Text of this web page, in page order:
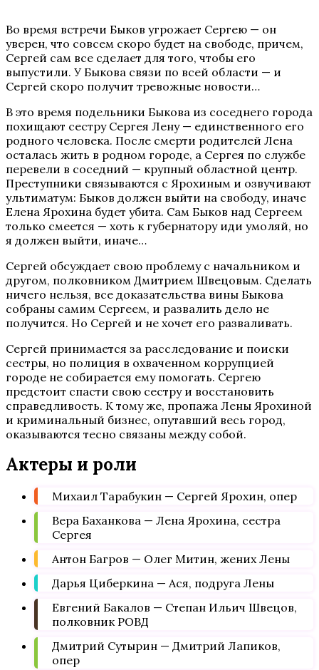
Во время встречи Быков угрожает Сергею — он
уверен, что совсем скоро будет на свободе, причем,
Сергей сам все сделает для того, чтобы его
выпустили. У Быкова связи по всей области — и
Сергей скоро получит тревожные новости…
В это время подельники Быкова из соседнего города
похищают сестру Сергея Лену — единственного его
родного человека. После смерти родителей Лена
осталась жить в родном городе, а Сергея по службе
перевели в соседний — крупный областной центр.
Преступники связываются с Ярохиным и озвучивают
ультиматум: Быков должен выйти на свободу, иначе
Елена Ярохина будет убита. Сам Быков над Сергеем
только смеется — хоть к губернатору иди умоляй, но
я должен выйти, иначе…
Сергей обсуждает свою проблему с начальником и
другом, полковником Дмитрием Швецовым. Сделать
ничего нельзя, все доказательства вины Быкова
собраны самим Сергеем, и развалить дело не
получится. Но Сергей и не хочет его разваливать.
Сергей принимается за расследование и поиски
сестры, но полиция в охваченном коррупцией
городе не собирается ему помогать. Сергею
предстоит спасти свою сестру и восстановить
справедливость. К тому же, пропажа Лены Ярохиной
и криминальный бизнес, опутавший весь город,
оказываются тесно связаны между собой.
Актеры и роли
Михаил Тарабукин — Сергей Ярохин, опер
Вера Баханкова — Лена Ярохина, сестра
Сергея
Антон Багров — Олег Митин, жених Лены
Дарья Циберкина — Ася, подруга Лены
Евгений Бакалов — Степан Ильич Швецов,
полковник РОВД
Дмитрий Сутырин — Дмитрий Лапиков,
опер